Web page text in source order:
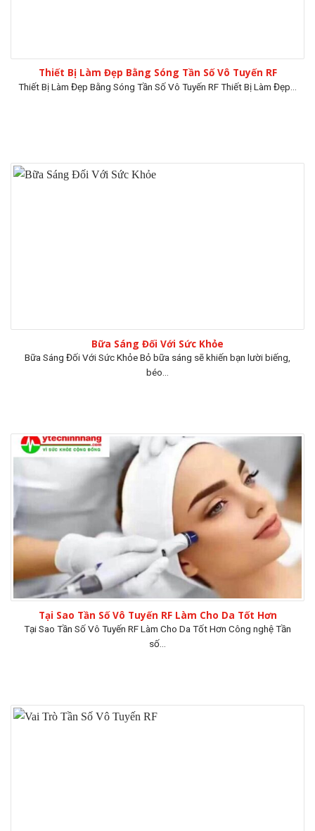
Thiết Bị Làm Đẹp Bằng Sóng Tần Số Vô Tuyến RF
Thiết Bị Làm Đẹp Bằng Sóng Tần Số Vô Tuyến RF Thiết Bị Làm Đẹp...
Bữa Sáng Đối Với Sức Khỏe
Bữa Sáng Đối Với Sức Khỏe Bỏ bữa sáng sẽ khiến bạn lười biếng,
béo...
Tại Sao Tần Số Vô Tuyến RF Làm Cho Da Tốt Hơn
Tại Sao Tần Số Vô Tuyến RF Làm Cho Da Tốt Hơn Công nghệ Tần
số...